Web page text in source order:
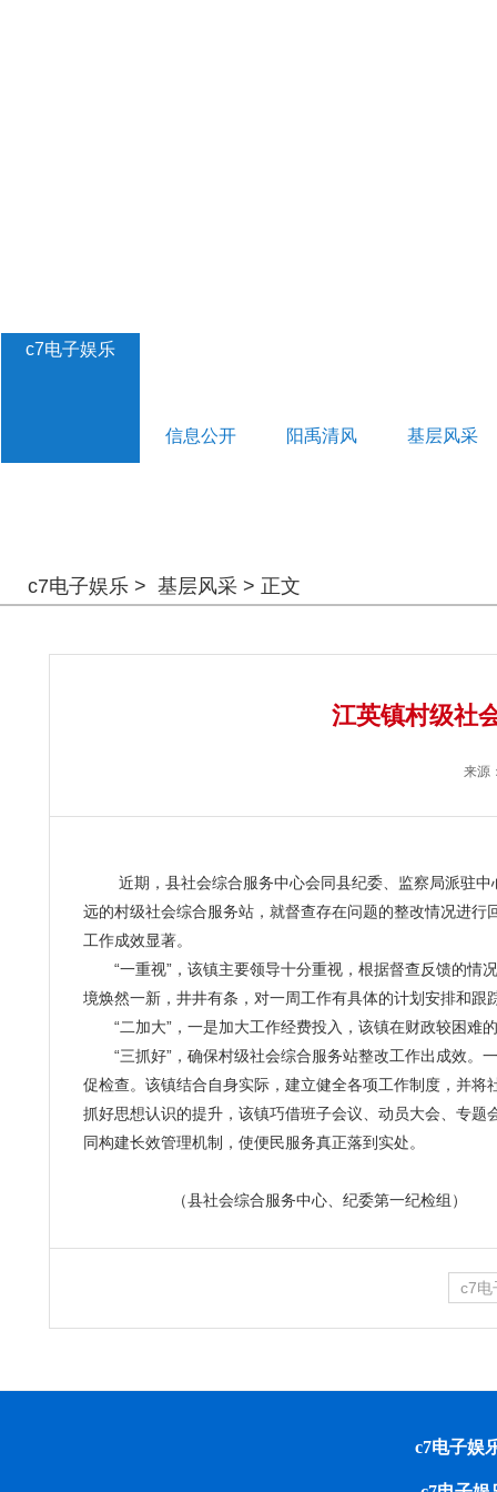
c7电子娱乐
信息公开 阳禹清风 基层风采
c7电子娱乐 > 基层风采 > 正文
江英镇村级社
来源
近期，县社会综合服务中心会同县纪委、监察局派驻中
远的村级社会综合服务站，就督查存在问题的整改情况进
工作成效显著。
“一重视”，该镇主要领导十分重视，根据督查反馈的情
境焕然一新，井井有条，对一周工作有具体的计划安排和跟
“二加大”，一是加大工作经费投入，该镇在财政较困难
“三抓好”，确保村级社会综合服务站整改工作出成效。
促检查。该镇结合自身实际，建立健全各项工作制度，并
抓好思想认识的提升，该镇巧借班子会议、动员大会、专
同构建长效管理机制，使便民服务真正落到实处。
（县社会综合服务中心、纪委第一纪检组）
c7电
c7电子娱